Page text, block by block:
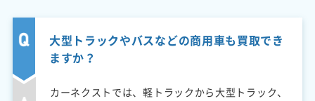
大型トラックやバスなどの商用車も買取でき
ますか？
カーネクストでは、軽トラックから大型トラック、